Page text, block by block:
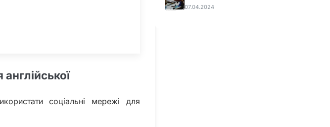
соціальні мережі для
07.04.2024